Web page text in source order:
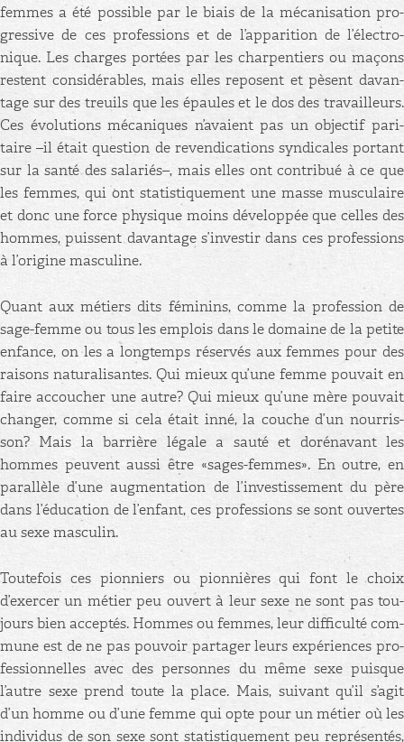
femmes a été pos­sible par le biais de la mé­ca­ni­sa­tion pro­
gres­sive de ces pro­fes­sions et de l’ap­pa­ri­tion de l’élec­tro­
nique. Les charges por­tées par les char­pen­tiers ou ma­çons
res­tent consi­dé­rables, mais elles re­posent et pèsent da­van­
tage sur des treuils que les épaules et le dos des tra­vailleurs.
Ces évo­lu­tions mé­ca­niques n’avaient pas un ob­jec­tif pa­ri­
taire –il était ques­tion de re­ven­di­ca­tions syn­di­cales por­tant
sur la santé des sa­la­riés–, mais elles ont contri­bué à ce que
les femmes, qui ont sta­tis­ti­que­ment une masse mus­cu­laire
et donc une force phy­sique moins dé­ve­lop­pée que celles des
hommes, puissent da­van­tage s’in­ves­tir dans ces pro­fes­sions
à l’ori­gine mas­cu­line.
Quant aux mé­tiers dits fé­mi­nins, comme la pro­fes­sion de
sage-femme ou tous les em­plois dans le do­maine de la pe­tite
en­fance, on les a long­temps ré­ser­vés aux femmes pour des
rai­sons na­tu­ra­li­santes. Qui mieux qu’une femme pou­vait en
faire ac­cou­cher une autre? Qui mieux qu’une mère pou­vait
chan­ger, comme si cela était inné, la couche d’un nour­ris­
son? Mais la bar­rière lé­gale a sauté et do­ré­na­vant les
hommes peuvent aussi être «sages-femmes». En outre, en
pa­ral­lèle d’une aug­men­ta­tion de l’in­ves­tis­se­ment du père
dans l’édu­ca­tion de l’en­fant, ces pro­fes­sions se sont ou­vertes
au sexe mas­cu­lin.
Tou­te­fois ces pion­niers ou pion­nières qui font le choix
d’exer­cer un mé­tier peu ou­vert à leur sexe ne sont pas tou­
jours bien ac­cep­tés. Hommes ou femmes, leur dif­fi­culté com­
mune est de ne pas pou­voir par­ta­ger leurs ex­pé­riences pro­
fes­sion­nelles avec des per­sonnes du même sexe puisque
l’autre sexe prend toute la place. Mais, sui­vant qu’il s’agit
d’un homme ou d’une femme qui opte pour un mé­tier où les
in­di­vi­dus de son sexe sont sta­tis­ti­que­ment peu re­pré­sen­tés,